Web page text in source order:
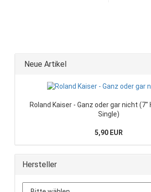
Neue Artikel
Roland Kaiser - Ganz oder gar nicht (7"
Single)
5,90 EUR
Hersteller